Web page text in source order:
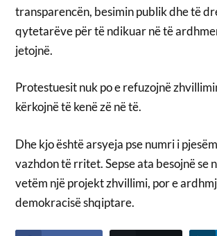
transparencën, besimin publik dhe të
qytetarëve për të ndikuar në të
jetojnë.
Protestuesit nuk po e refuzojnë
kërkojnë të kenë zë në të.
Dhe kjo është arsyeja pse numri i
vazhdon të rritet. Sepse ata besojnë se
vetëm një projekt zhvillimi, por e
demokracisë shqiptare.